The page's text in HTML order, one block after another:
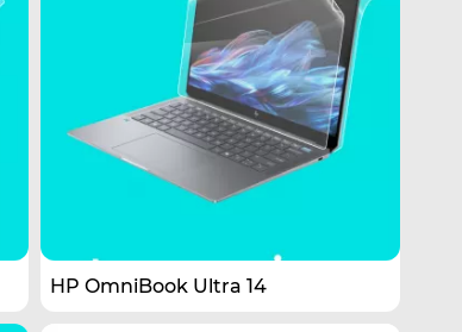
HP OmniBook Ultra 14